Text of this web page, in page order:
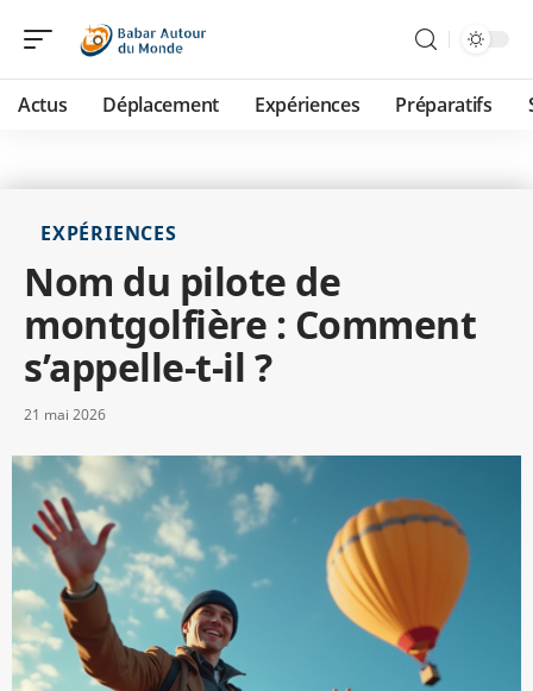
Actus Déplacement Expériences Préparatifs
EXPÉRIENCES
Nom du pilote de
montgolfière : Comment
s’appelle-t-il ?
21 mai 2026